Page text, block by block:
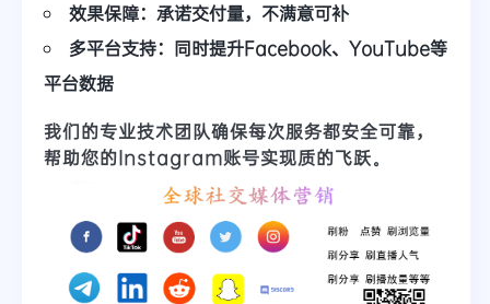
效果保障：承诺交付量，不满意可补
多平台支持：同时提升Facebook、YouTube等
平台数据
我们的专业技术团队确保每次服务都安全可靠，
帮助您的Instagram账号实现质的飞跃。